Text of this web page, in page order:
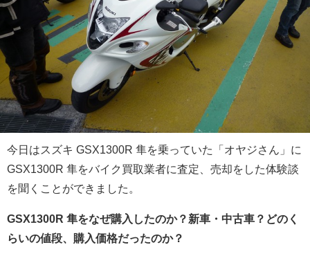
今日はスズキ GSX1300R 隼を乗っていた「オヤジさん」に
GSX1300R 隼をバイク買取業者に査定、売却をした体験談
を聞くことができました。
GSX1300R 隼をなぜ購入したのか？新車・中古車？どのく
らいの値段、購入価格だったのか？